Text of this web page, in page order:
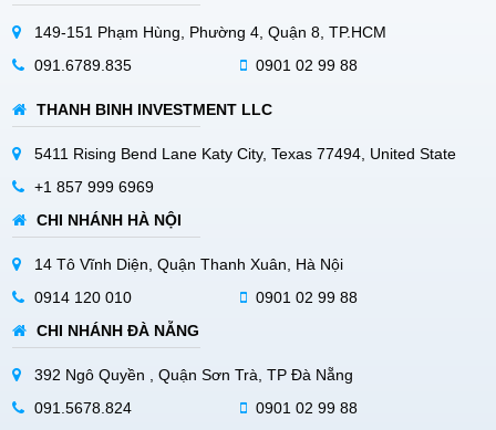
149-151 Phạm Hùng, Phường 4, Quận 8, TP.HCM
091.6789.835
0901 02 99 88
THANH BINH INVESTMENT LLC
5411 Rising Bend Lane Katy City, Texas 77494, United State
+1 857 999 6969
CHI NHÁNH HÀ NỘI
14 Tô Vĩnh Diện, Quận Thanh Xuân, Hà Nội
0914 120 010
0901 02 99 88
CHI NHÁNH ĐÀ NẴNG
392 Ngô Quyền , Quận Sơn Trà, TP Đà Nẵng
091.5678.824
0901 02 99 88